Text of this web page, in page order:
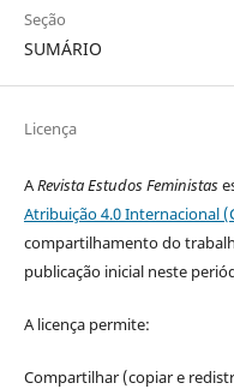
Seção
SUMÁRIO
Licença
ARevista Estudos Feministas
Atribuição 4.0 Internacional
compartilhamento do
publicação inicial neste
A licença permite:
Compartilhar (copiar e